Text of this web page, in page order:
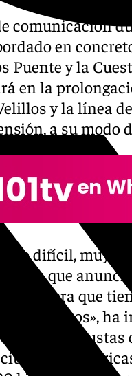
comunicación
en
Puente y la
en la
y la línea
a su modo
difícil, muy
es que
carretera que
granadinos», ha
justas